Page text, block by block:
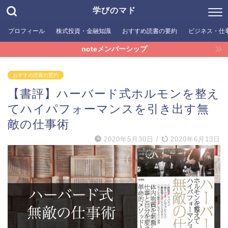
学びのマド
プロフィール 株式投資・金融知識 おすすめ読書の要約 ビジネス・仕
noteメンバーシップ
おすすめ読書の要約
【書評】ハーバード式ホルモンを整え
てハイパフォーマンスを引き出す無
敵の仕事術
2020年5月30日 / 2020年6月13日